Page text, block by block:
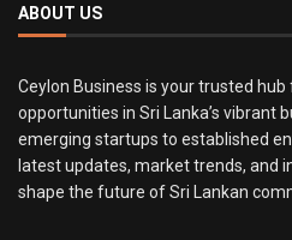
ABOUT US
Ceylon Business is your trusted
opportunities in Sri Lanka’s vibrant
emerging startups to established
latest updates, market trends, and
shape the future of Sri Lankan